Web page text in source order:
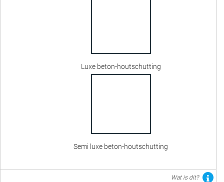
Luxe beton-houtschutting
Semi luxe beton-houtschutting
Wat is dit?